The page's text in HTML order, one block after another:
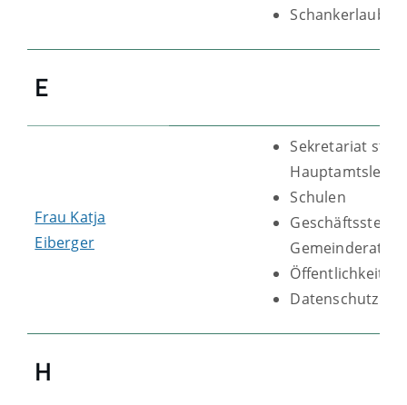
E
Frau Katja
Eiberger
Sekretariat
Schulen
Geschäftsstelle
Gemeinderat
Datenschutz
H